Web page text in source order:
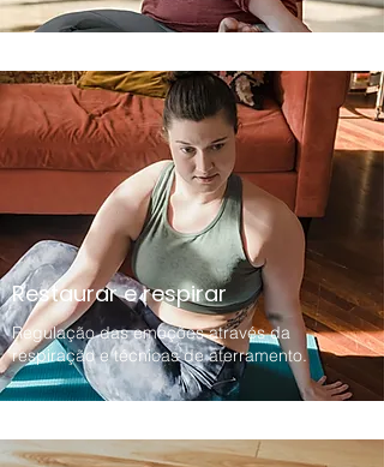
Restaurar e respirar
Regulação das emoções através da
respiração e técnicas de aterramento.